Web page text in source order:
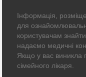
Інформація,
для
користувачам
надаємо медичні
Якщо у вас виникла
сімейного лікаря.